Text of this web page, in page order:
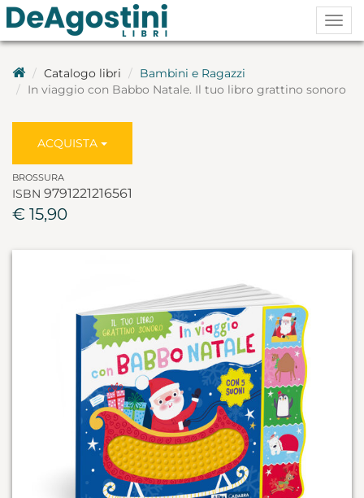
Catalogo libri
Bambini e Ragazzi
In viaggio con Babbo Natale. Il tuo libro grattino sonoro
ACQUISTA
BROSSURA
ISBN 9791221216561
€ 15,90